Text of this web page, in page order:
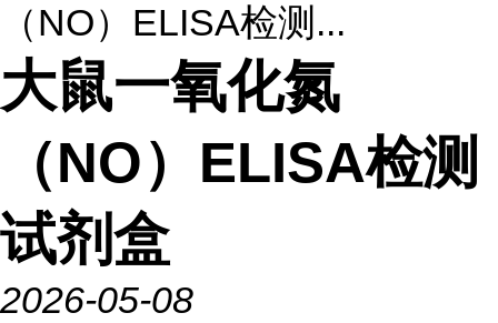
（NO）ELISA检测...
大鼠一氧化氮
（NO）ELISA检测
试剂盒
2026-05-08